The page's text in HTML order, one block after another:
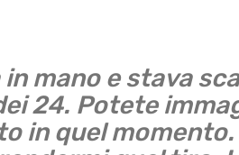
in mano e stava
24. Potete
in quel